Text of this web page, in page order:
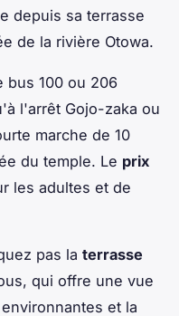
depuis sa terrasse
de la rivière Otowa.
bus 100 ou 206
l'arrêt Gojo-zaka ou
marche de 10
du temple. Le prix
les adultes et de
pas la terrasse
qui offre une vue
et la